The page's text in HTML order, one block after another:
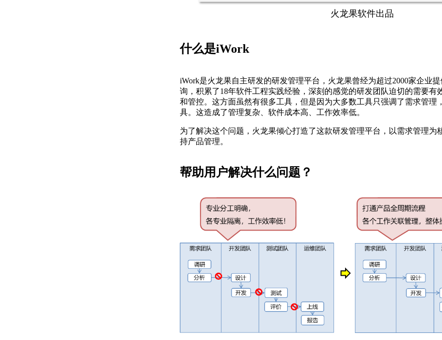
火龙果软件出品
什么是iWork
iWork是火龙果自主研发的研发管理平台，火龙果曾经为超过2000家企业
询，积累了18年软件工程实践经验，深刻的感觉的研发团队迫切的需要
和管控。这方面虽然有很多工具，但是因为大多数工具只强调了需求管
具。这造成了管理复杂、软件成本高、工作效率低。
为了解决这个问题，火龙果倾心打造了这款研发管理平台，以需求管理
持产品管理。
帮助用户解决什么问题？